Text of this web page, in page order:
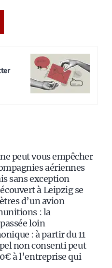
peut vous empêcher
aériennes
sans exception
à Leipzig se
d’un avion
: la
loin
: à partir du 11
non consenti peut
à l’entreprise qui